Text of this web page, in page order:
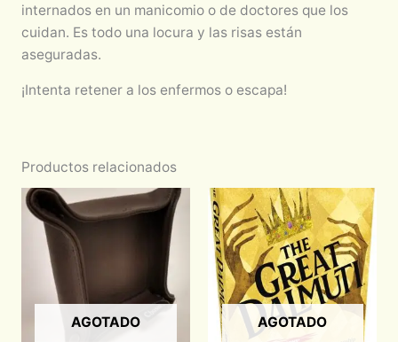
internados en un manicomio o de doctores que los
cuidan. Es todo una locura y las risas están
aseguradas.
¡Intenta retener a los enfermos o escapa!
Productos relacionados
AGOTADO AGOTADO